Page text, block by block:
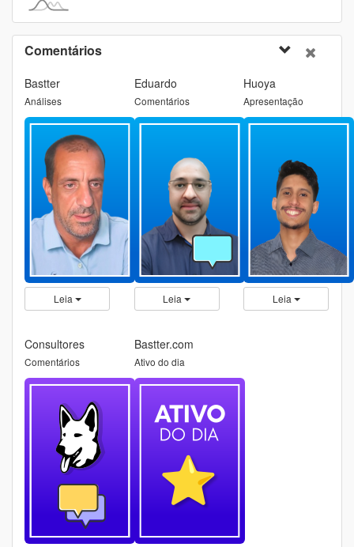
Comentários
Bastter
Análises
Leia
Eduardo
Comentários
Leia
Huoya
Apresentação
Leia
Consultores
Comentários
Bastter.com
Ativo do dia